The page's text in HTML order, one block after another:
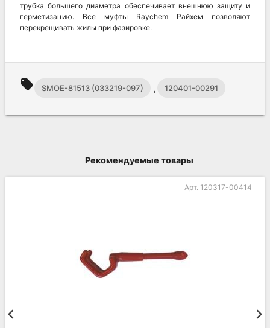
трубка большего диаметра обеспечивает внешнюю защиту и
герметизацию. Все муфты Raychem Райхем позволяют
перекрещивать жилы при фазировке.
local_offer SMOE-81513 (033219-097) , 120401-00291
Рекомендуемые товары
Арт. 120317-00414